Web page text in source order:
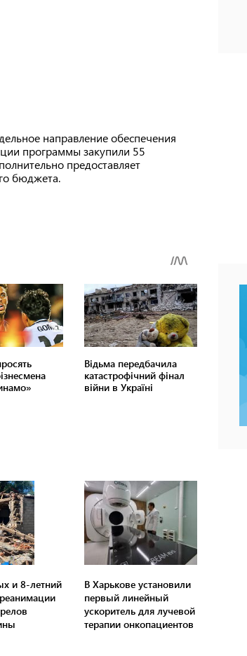
направление обеспечения
программы закупили 55
предоставляет
бюджета.
и 8-летний
В Харькове установили
первый линейный
ускоритель для лучевой
терапии онкопациентов